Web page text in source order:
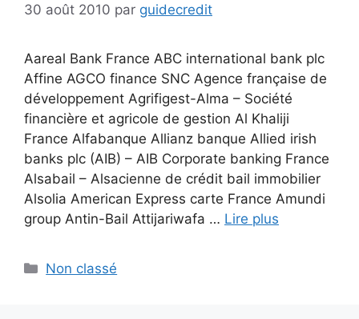
30 août 2010 par guidecredit
Aareal Bank France ABC international bank plc
Affine AGCO finance SNC Agence française de
développement Agrifigest-Alma – Société
financière et agricole de gestion Al Khaliji
France Alfabanque Allianz banque Allied irish
banks plc (AIB) – AIB Corporate banking France
Alsabail – Alsacienne de crédit bail immobilier
Alsolia American Express carte France Amundi
group Antin-Bail Attijariwafa … Lire plus
Catégories
Non classé